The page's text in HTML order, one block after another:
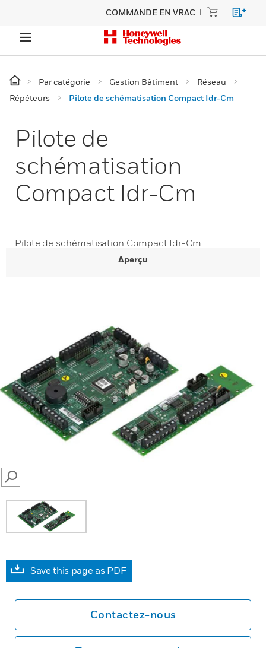
COMMANDE EN VRAC
Par catégorie Gestion Bâtiment
Réseau
Répéteurs
Pilote de schématisation Compact Idr-Cm
Pilote de
schématisation
Compact Idr-Cm
Pilote de schématisation Compact Idr-Cm
Aperçu
SEARCH
Save this page as PDF
Contactez-nous